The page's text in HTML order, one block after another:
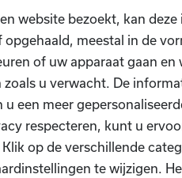
website bezoekt, kan
opgehaald, meestal in de
of uw apparaat gaan
zoals u verwacht. De
u een meer
respecteren, kunt u
op de verschillende
te wijzigen.